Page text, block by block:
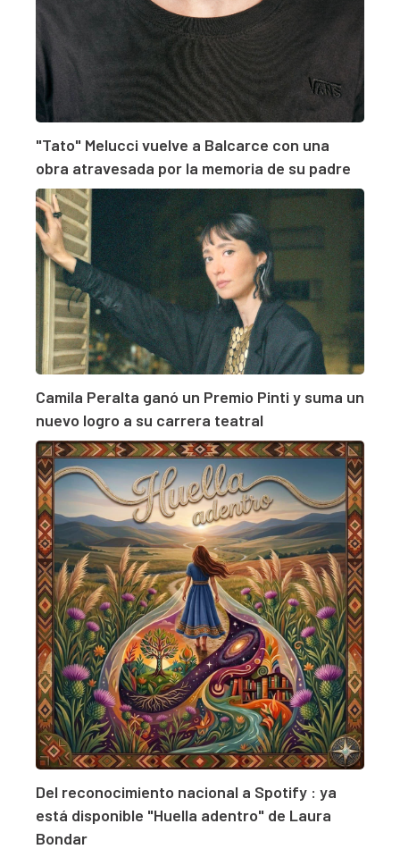
"Tato" Melucci vuelve a Balcarce con una
obra atravesada por la memoria de su padre
Camila Peralta ganó un Premio Pinti y suma un
nuevo logro a su carrera teatral
Del reconocimiento nacional a Spotify : ya
está disponible "Huella adentro" de Laura
Bondar